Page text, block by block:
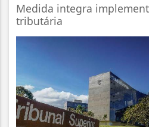
Medida integra
tributária